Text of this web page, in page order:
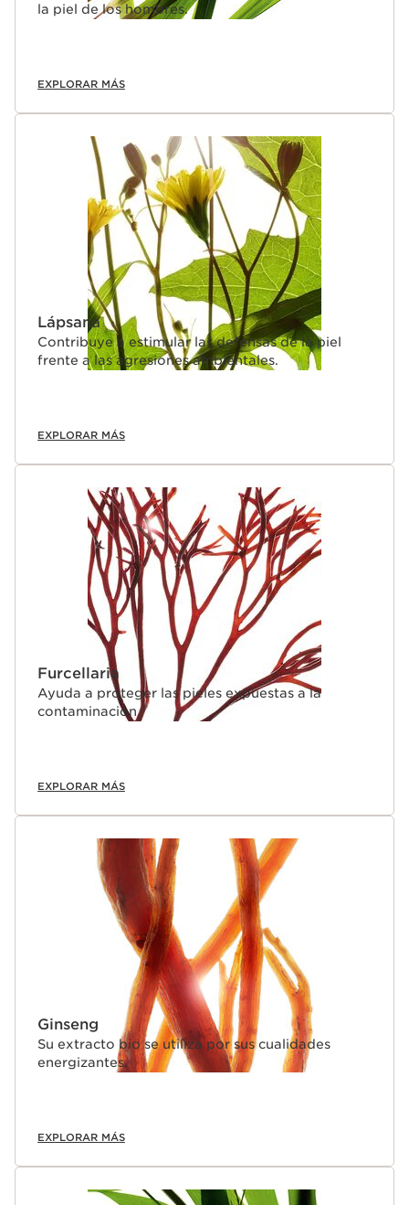
la piel de los hombres.
EXPLORAR MÁS
Lápsana
Contribuye a estimular las defensas de la piel
frente a las agresiones ambientales.
EXPLORAR MÁS
Furcellaria
Ayuda a proteger las pieles expuestas a la
contaminación.
EXPLORAR MÁS
Ginseng
Su extracto bio se utiliza por sus cualidades
energizantes.
EXPLORAR MÁS